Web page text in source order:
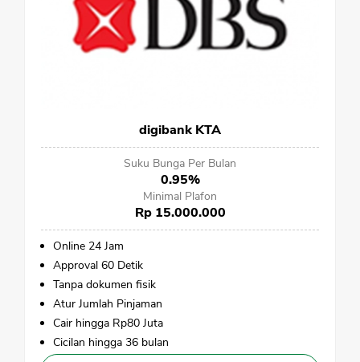
digibank KTA
Suku Bunga Per Bulan
0.95%
Minimal Plafon
Rp 15.000.000
Online 24 Jam
Approval 60 Detik
Tanpa dokumen fisik
Atur Jumlah Pinjaman
Cair hingga Rp80 Juta
Cicilan hingga 36 bulan